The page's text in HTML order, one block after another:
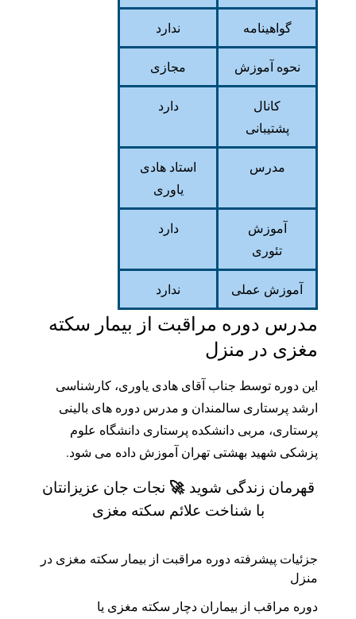
گواهینامه ندارد
نحوه آموزش مجازی
کانال
پشتیبانی
دارد
مدرس استاد هادی
یاوری
آموزش
تئوری
دارد
آموزش عملی ندارد
مدرس دوره مراقبت از بیمار سکته
مغزی در منزل
این دوره توسط جناب آقای هادی یاوری، کارشناسی
ارشد پرستاری سالمندان و مدرس دوره های بالینی
پرستاری، مربی دانشکده پرستاری دانشگاه علوم
پزشکی شهید بهشتی تهران آموزش داده می شود.
قهرمان زندگی شوید 🚀 نجات جان عزیزانتان
با شناخت علائم سکته مغزی
جزئیات پیشرفته دوره مراقبت از بیمار سکته مغزی در
منزل
دوره مراقب از بیماران دچار سکته مغزی یا